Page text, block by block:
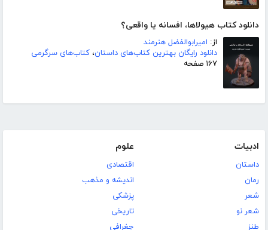
دانلود کتاب هیولاها، افسانه یا واقعی؟
از: امیرابوالفضل هنرمند
دانلود رایگان بهترین کتاب‌های داستان، کتاب‌های سرگرمی
۱۶۷ صفحه
ادبیات
داستان
رمان
شعر
شعر نو
طنز
علوم
اقتصادی
اندیشه و مذهب
پزشکی
تاریخی
جغرافی